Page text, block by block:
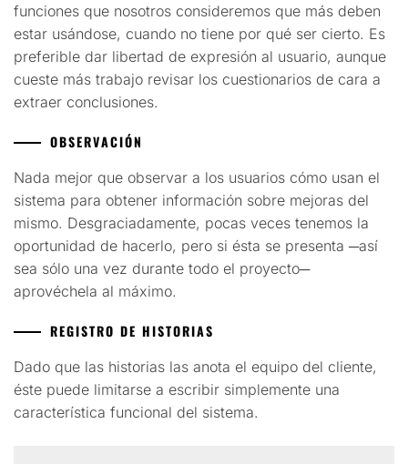
funciones que nosotros consideremos que más deben
estar usándose, cuando no tiene por qué ser cierto. Es
preferible dar libertad de expresión al usuario, aunque
cueste más trabajo revisar los cuestionarios de cara a
extraer conclusiones.
OBSERVACIÓN
Nada mejor que observar a los usuarios cómo usan el
sistema para obtener información sobre mejoras del
mismo. Desgraciadamente, pocas veces tenemos la
oportunidad de hacerlo, pero si ésta se presenta ─así
sea sólo una vez durante todo el proyecto─
aprovéchela al máximo.
REGISTRO DE HISTORIAS
Dado que las historias las anota el equipo del cliente,
éste puede limitarse a escribir simplemente una
característica funcional del sistema.